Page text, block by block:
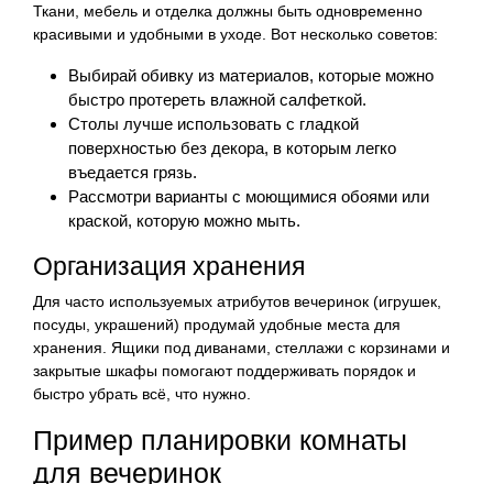
Ткани, мебель и отделка должны быть одновременно
красивыми и удобными в уходе. Вот несколько советов:
Выбирай обивку из материалов, которые можно
быстро протереть влажной салфеткой.
Столы лучше использовать с гладкой
поверхностью без декора, в которым легко
въедается грязь.
Рассмотри варианты с моющимися обоями или
краской, которую можно мыть.
Организация хранения
Для часто используемых атрибутов вечеринок (игрушек,
посуды, украшений) продумай удобные места для
хранения. Ящики под диванами, стеллажи с корзинами и
закрытые шкафы помогают поддерживать порядок и
быстро убрать всё, что нужно.
Пример планировки комнаты
для вечеринок